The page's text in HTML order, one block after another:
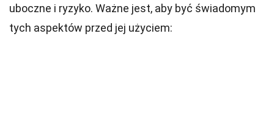
uboczne i ryzyko. Ważne jest, aby być świadomym
tych aspektów przed jej użyciem: